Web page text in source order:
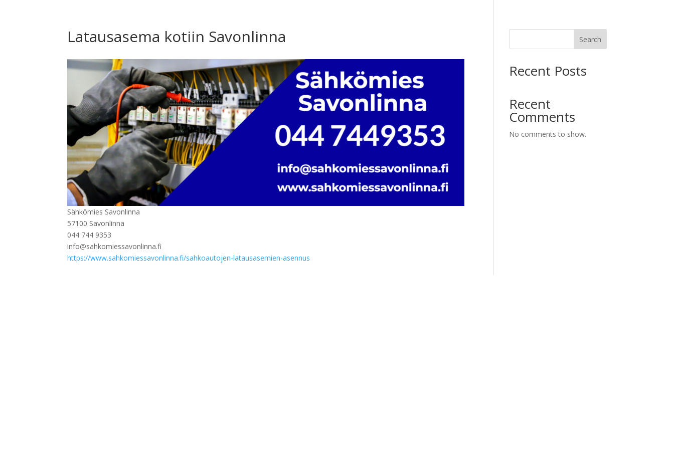
Latausasema kotiin Savonlinna
Sähkömies Savonlinna
57100 Savonlinna
044 744 9353
info@sahkomiessavonlinna.fi
https://www.sahkomiessavonlinna.fi/sahkoautojen-latausasemien-asennus
Search
Recent Posts
Recent
Comments
No comments to show.